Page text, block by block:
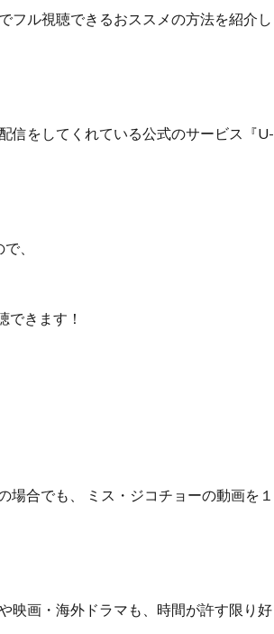
フル視聴できるおススメの方法を紹介し
信をしてくれている公式のサービス『U-
、
できます！
場合でも、 ミス・ジコチョーの動画を１
映画・海外ドラマも、 時間が許す限り好